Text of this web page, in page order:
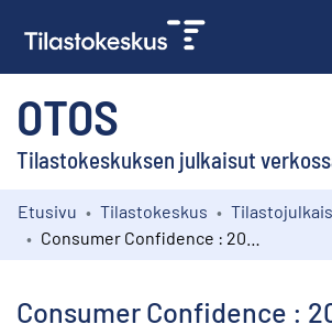
OTOS
Tilastokeskuksen julkaisut
Kokoelmat
Etusivu Tilastokeskus
Consumer Confidence :